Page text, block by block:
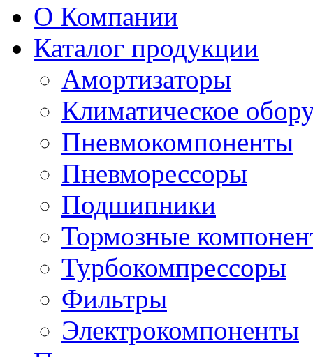
О Компании
Каталог продукции
Амортизаторы
Климатическое
Пневмокомпоненты
Пневморессоры
Подшипники
Тормозные
Турбокомпрессоры
Фильтры
Электрокомпоненты